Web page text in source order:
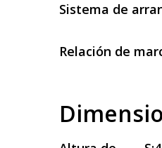
Sistema de
Relación de